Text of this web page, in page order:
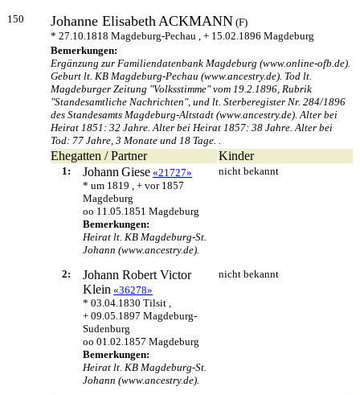
150 Johanne ElisabethACKMANN (F)
* 27.10.1818 Magdeburg-Pechau , + 15.02.1896 Magdeburg
Bemerkungen:
Ergänzung zur Familiendatenbank Magdeburg (www.online-ofb.de).
Geburt lt. KB Magdeburg-Pechau (www.ancestry.de). Tod lt.
Magdeburger Zeitung "Volksstimme" vom 19.2.1896, Rubrik
"Standesamtliche Nachrichten", und lt. Sterberegister Nr. 284/1896
des Standesamts Magdeburg-Altstadt (www.ancestry.de). Alter bei
Heirat 1851: 32 Jahre. Alter bei Heirat 1857: 38 Jahre. Alter bei
Tod: 77 Jahre, 3 Monate und 18 Tage. .
Ehegatten / Partner Kinder
1: Johann Giese «21727»
* um 1819 , + vor 1857
Magdeburg
oo 11.05.1851 Magdeburg
Bemerkungen:
Heirat lt. KB Magdeburg-St.
Johann (www.ancestry.de).
nicht bekannt
2:
Johann Robert Victor
Klein «36278»
* 03.04.1830 Tilsit ,
+ 09.05.1897 Magdeburg-
Sudenburg
oo 01.02.1857 Magdeburg
Bemerkungen:
Heirat lt. KB Magdeburg-St.
Johann (www.ancestry.de).
nicht bekannt